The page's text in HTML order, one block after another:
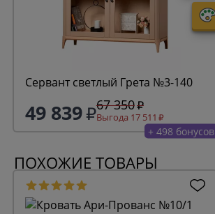
Сервант светлый Грета №3-140
49 839 67 350
Выгода 17 511
+ 498 бонусов
ПОХОЖИЕ ТОВАРЫ